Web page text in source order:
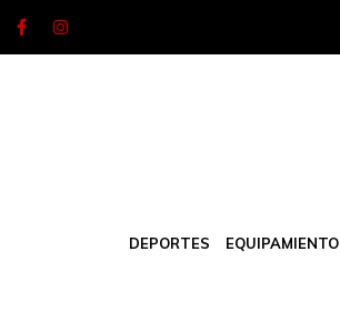
DEPORTES EQUIPAMIENTO